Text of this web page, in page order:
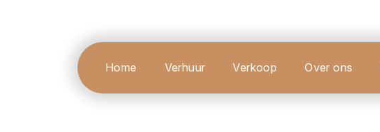
Home Verhuur Verkoop Over ons